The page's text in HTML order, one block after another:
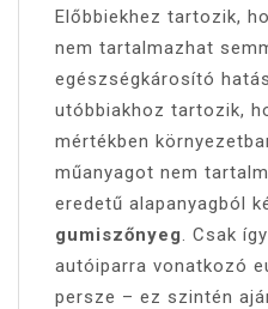
Előbbiekhez tartozik,
nem tartalmazhat
egészségkárosító
utóbbiakhoz tartozik,
mértékben
műanyagot nem
eredetű alapanyagból
gumiszőnyeg. Csak
autóiparra vonatkozó
persze – ez szintén